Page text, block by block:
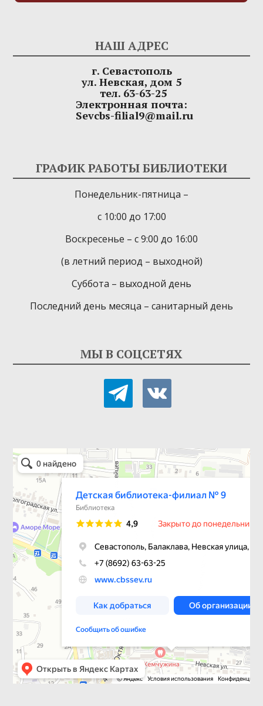
НАШ АДРЕС
г. Севастополь
ул. Невская, дом 5
тел. 63-63-25
Электронная почта:
Sevcbs-filial9@mail.ru
ГРАФИК РАБОТЫ БИБЛИОТЕКИ
Понедельник-пятница –
с 10:00 до 17:00
Воскресенье – с 9:00 до 16:00
(в летний период – выходной)
Суббота – выходной день
Последний день месяца – санитарный день
МЫ В СОЦСЕТЯХ
telegramvkontakte
Детская библиотека-филиал № 9
Библиотека в Севастополе